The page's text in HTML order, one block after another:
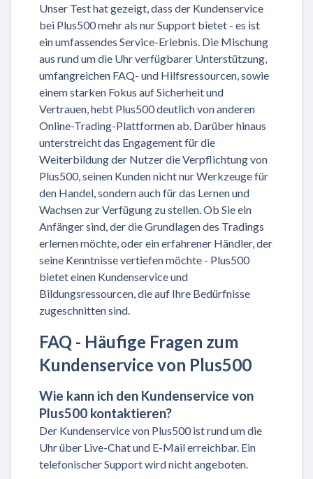
Unser Test hat gezeigt, dass der Kundenservice
bei Plus500 mehr als nur Support bietet - es ist
ein umfassendes Service-Erlebnis. Die Mischung
aus rund um die Uhr verfügbarer Unterstützung,
umfangreichen FAQ- und Hilfsressourcen, sowie
einem starken Fokus auf Sicherheit und
Vertrauen, hebt Plus500 deutlich von anderen
Online-Trading-Plattformen ab. Darüber hinaus
unterstreicht das Engagement für die
Weiterbildung der Nutzer die Verpflichtung von
Plus500, seinen Kunden nicht nur Werkzeuge für
den Handel, sondern auch für das Lernen und
Wachsen zur Verfügung zu stellen. Ob Sie ein
Anfänger sind, der die Grundlagen des Tradings
erlernen möchte, oder ein erfahrener Händler, der
seine Kenntnisse vertiefen möchte - Plus500
bietet einen Kundenservice und
Bildungsressourcen, die auf Ihre Bedürfnisse
zugeschnitten sind.
FAQ - Häufige Fragen zum
Kundenservice von Plus500
Wie kann ich den Kundenservice von
Plus500 kontaktieren?
Der Kundenservice von Plus500 ist rund um die
Uhr über Live-Chat und E-Mail erreichbar. Ein
telefonischer Support wird nicht angeboten.